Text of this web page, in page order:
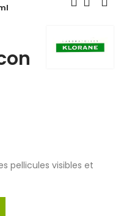
pellicules visibles et